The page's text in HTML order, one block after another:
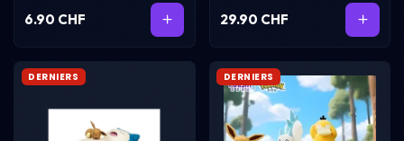
6.90 CHF 29.90 CHF
DERNIERS DERNIERS